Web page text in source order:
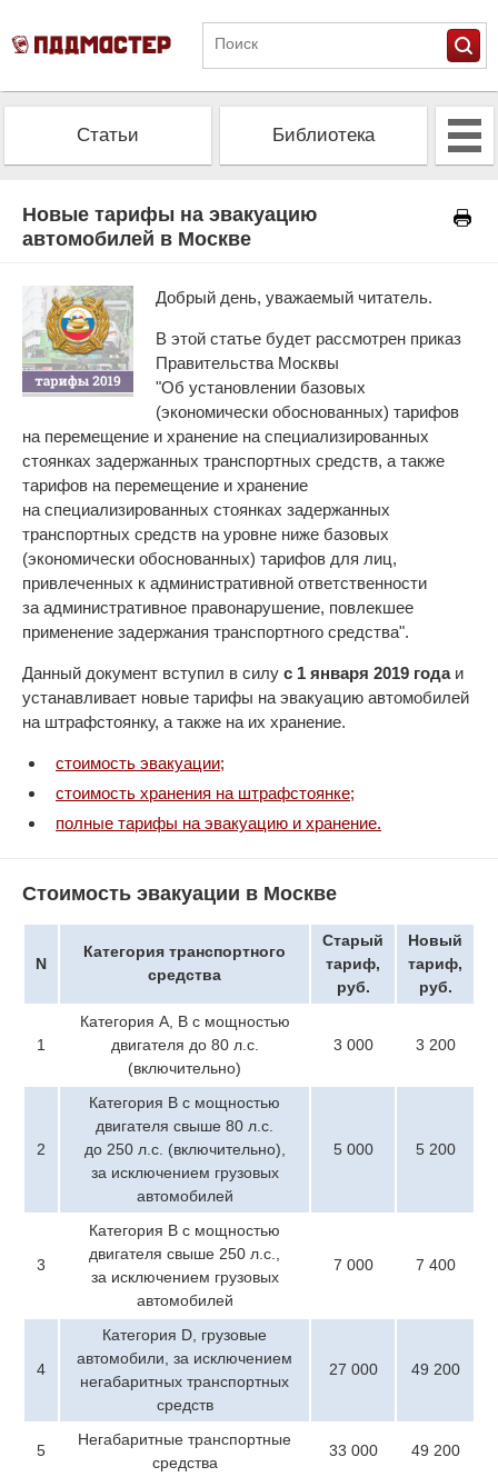
Статьи Библиотека
Альманах
Новые тарифы на эвакуацию
автомобилей в Москве
Добрый день, уважаемый читатель.
В этой статье будет рассмотрен приказ
Правительства Москвы
"Об установлении базовых
(экономически обоснованных) тарифов
на перемещение и хранение на специализированных
стоянках задержанных транспортных средств, а также
тарифов на перемещение и хранение
на специализированных стоянках задержанных
транспортных средств на уровне ниже базовых
(экономически обоснованных) тарифов для лиц,
привлеченных к административной ответственности
за административное правонарушение, повлекшее
применение задержания транспортного средства".
Данный документ вступил в силу с 1 января 2019 годаи
устанавливает новые тарифы на эвакуацию автомобилей
на штрафстоянку, а также на их хранение.
стоимость эвакуации;
стоимость хранения на штрафстоянке;
полные тарифы на эвакуацию и хранение.
Стоимость эвакуации в Москве
N
Категория транспортного
средства
Старый
тариф,
руб.
Новый
тариф,
руб.
1
Категория A, B с мощностью
двигателя до 80 л.с.
(включительно)
3 000 3 200
2
Категория B с мощностью
двигателя свыше 80 л.с.
до 250 л.с. (включительно),
за исключением грузовых
автомобилей
5 000 5 200
3
Категория B с мощностью
двигателя свыше 250 л.с.,
за исключением грузовых
автомобилей
7 000 7 400
4
Категория D, грузовые
автомобили, за исключением
негабаритных транспортных
средств
27 000 49 200
5
Негабаритные транспортные
средства
33 000 49 200